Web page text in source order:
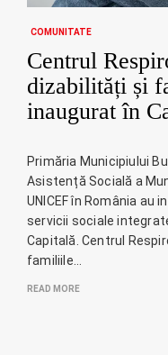
COMUNITATE
Centrul
dizabilități și
inaugurat în
Primăria Municipiului
Asistență Socială a
UNICEF în România au
servicii sociale
Capitală. Centrul
familiile…
READ MORE